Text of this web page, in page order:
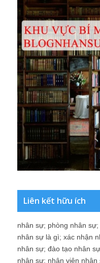
Liên kết hữu ích
nhân sự; phòng nhân sự;
nhân sự là gì; xác nhận
nhân sự; đào tạo nhân sự
nhân sự; nhân viên nhân